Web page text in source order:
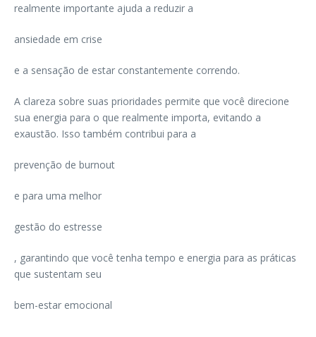
realmente importante ajuda a reduzir a
ansiedade em crise
e a sensação de estar constantemente correndo.
A clareza sobre suas prioridades permite que você direcione
sua energia para o que realmente importa, evitando a
exaustão. Isso também contribui para a
prevenção de burnout
e para uma melhor
gestão do estresse
, garantindo que você tenha tempo e energia para as práticas
que sustentam seu
bem-estar emocional